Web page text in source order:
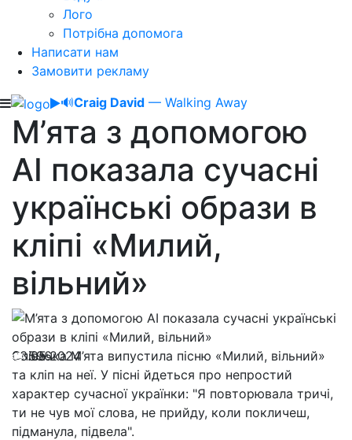
Лого
Потрібна допомога
Написати нам
Замовити рекламу
🔊Craig David — Walking Away
М’ята з допомогою
АІ показала сучасні
українські образи в
кліпі «Милий,
вільний»
03.05.2024
596
Співачка М’ята випустила пісню «Милий, вільний»
та кліп на неї. У пісні йдеться про непростий
характер сучасної українки: "Я повторювала тричі,
ти не чув мої слова, не прийду, коли покличеш,
підманула, підвела".